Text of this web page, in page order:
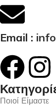
Email :
Ποιοί Είμαστε